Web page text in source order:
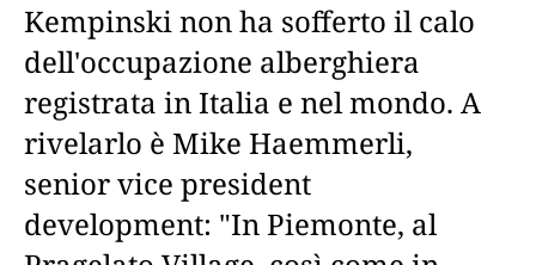
Kempinski non ha sofferto il calo
dell'occupazione alberghiera
registrata in Italia e nel mondo. A
rivelarlo è Mike Haemmerli,
senior vice president
development: "In Piemonte, al